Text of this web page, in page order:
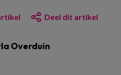
Deel dit artikel
Overduin